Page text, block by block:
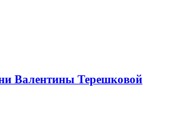
Валентины Терешковой